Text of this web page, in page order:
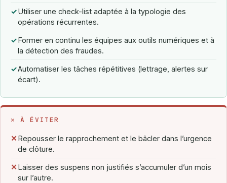
✓Utiliser une check-list adaptée à la typologie des
opérations récurrentes.
✓Former en continu les équipes aux outils numériques et à
la détection des fraudes.
✓Automatiser les tâches répétitives (lettrage, alertes sur
écart).
✕ À ÉVITER
✕Repousser le rapprochement et le bâcler dans l’urgence
de clôture.
✕Laisser des suspens non justifiés s’accumuler d’un mois
sur l’autre.